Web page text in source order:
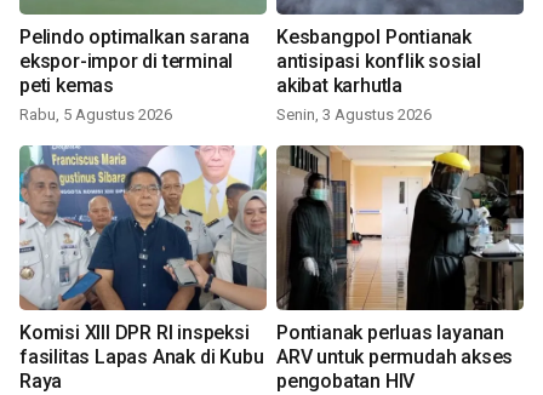
Pelindo optimalkan sarana
ekspor-impor di terminal
peti kemas
Rabu, 5 Agustus 2026
Kesbangpol Pontianak
antisipasi konflik sosial
akibat karhutla
Senin, 3 Agustus 2026
Komisi XIII DPR RI inspeksi
fasilitas Lapas Anak di Kubu
Raya
Pontianak perluas layanan
ARV untuk permudah akses
pengobatan HIV